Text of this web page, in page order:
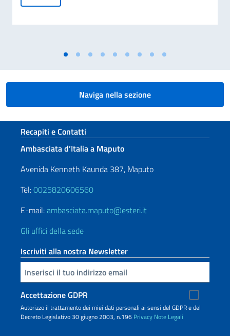
Naviga nella sezione
Sezione footer
Recapiti e Contatti
Ambasciata d’Italia a Maputo
Avenida Kenneth Kaunda 387, Maputo
Tel:0025820606560
E-mail:ambasciata.maputo@esteri.it
Gli uffici della sede
Iscriviti alla nostra Newsletter
Inserisci la tua email
Accettazione GDPR
Autorizzo il trattamento dei miei dati personali ai sensi del GDPR e del
Decreto Legislativo 30 giugno 2003, n.196 Privacy Note Legali